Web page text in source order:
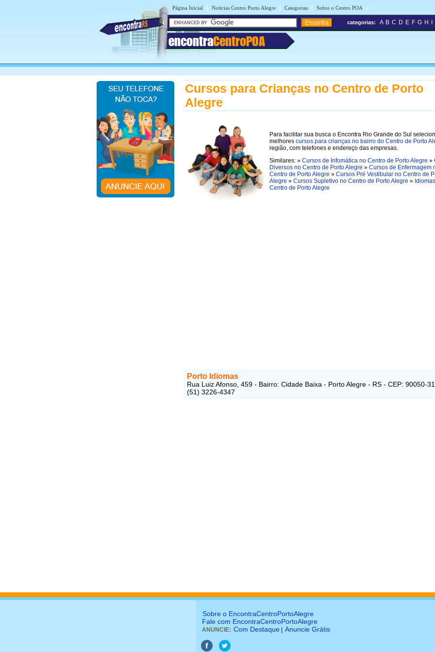
Página Inicial | Notícias Centro Porto Alegre | Categorias | Sobre o Centro POA |
encontraCentroPOA
categorias: A B C D E F G H
Cursos para Crianças no Centro de Porto
Alegre
Para facilitar sua busca o Encontra Rio Grande do Sul
melhores cursos para crianças no bairro do Centro de Porto
região, com telefones e endereço das empresas.
Similares: » Cursos de Infomática no Centro de Porto Alegre »
Diversos no Centro de Porto Alegre » Cursos de Enfermagem
Centro de Porto Alegre » Cursos Pré Vestibular no Centro de
Alegre » Cursos Supletivo no Centro de Porto Alegre »
Centro de Porto Alegre
Porto Idiomas
Rua Luiz Afonso, 459 - Bairro: Cidade Baixa - Porto Alegre - RS - CEP: 90050-
(51) 3226-4347
Sobre o EncontraCentroPortoAlegre
Fale com EncontraCentroPortoAlegre
ANUNCIE: Com Destaque Anuncie Grátis